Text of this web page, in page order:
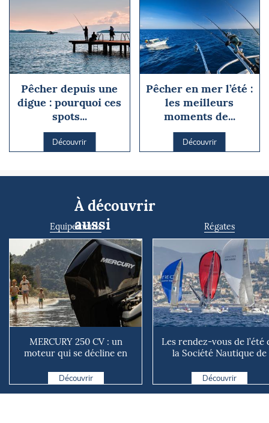
Pêcher depuis une
digue : pourquoi ces
spots...
Découvrir
Pêcher en mer l’été :
les meilleurs
moments de...
Découvrir
À découvrir
aussi
Equipements
MERCURY 250 CV : un
moteur qui se décline en
Découvrir
Régates
Les rendez-vous de l’été
la Société Nautique de
Découvrir